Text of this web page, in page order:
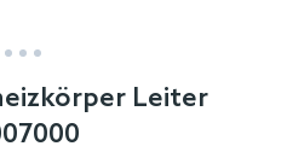
Leiter